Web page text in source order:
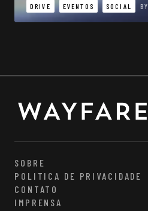
DRIVE EVENTOS SOCIAL BY
SOBRE
POLITICA DE PRIVACIDADE
CONTATO
IMPRENSA